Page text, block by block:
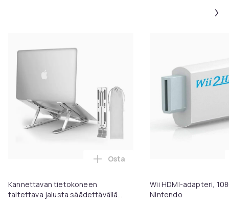
Kannettavan tietokoneen
taitettava jalusta säädettävällä
Lisää Kannettavan
Osta
Wii HDMI-adapteri,
Nintendo